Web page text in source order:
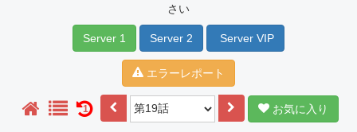
さい
Server 1 Server 2 Server VIP
エラーレポート
1 お気に入り